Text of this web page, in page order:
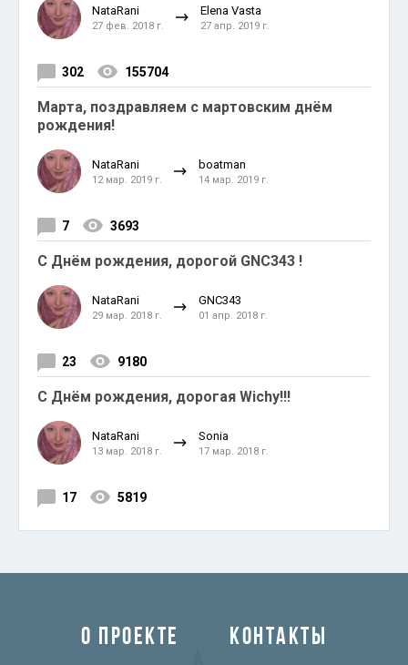
NataRani
27 фев. 2018 г.
Elena Vasta
27 апр. 2019 г.
302 155704
Марта, поздравляем с мартовским днём
рождения!
NataRani
12 мар. 2019 г.
boatman
14 мар. 2019 г.
7 3693
С Днём рождения, дорогой GNC343 !
NataRani
29 мар. 2018 г.
GNC343
01 апр. 2018 г.
23 9180
С Днём рождения, дорогая Wichy!!!
NataRani
13 мар. 2018 г.
Sonia
17 мар. 2018 г.
17 5819
О ПРОЕКТЕ КОНТАКТЫ